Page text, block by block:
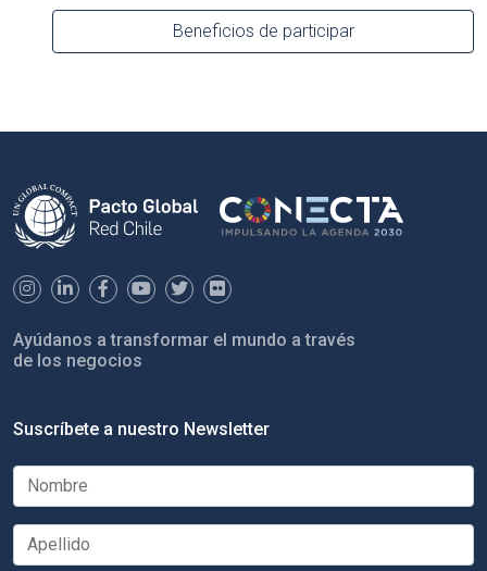
Beneficios de participar
Ayúdanos a transformar el mundo a través
de los negocios
Suscríbete a nuestro Newsletter